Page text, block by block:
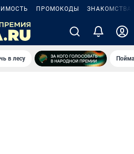
ПРОМОКОДЫ ЗНАКОМСТВА
в лесу